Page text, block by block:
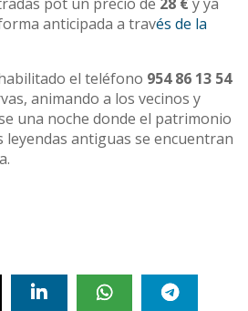
anticipada a través de la
el teléfono 954 86 13 54
animando a los vecinos y
una noche donde el patrimonio
leyendas antiguas se encuentran